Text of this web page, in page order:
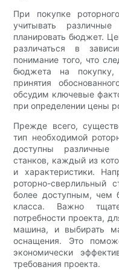
При покупке
учитывать
планировать бюджет.
различаться в
понимание того, что
бюджета на
принятия
обсудим ключевые
при определении цены
Прежде всего,
тип необходимой
доступны
станков, каждый из
и характеристики.
роторно-сверлильный
более доступным, чем
класса. Важно
потребности проекта,
машина, и выбирать
оснащения. Это
экономически
требования проекта.